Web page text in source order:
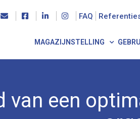
FAQ
MAGAZIJNSTELLING
van een